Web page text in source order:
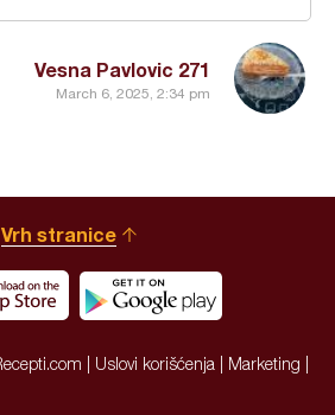
Vesna Pavlovic 271
March 6, 2025, 2:34 pm
Vrh stranice
| Uslovi korišćenja Marketing